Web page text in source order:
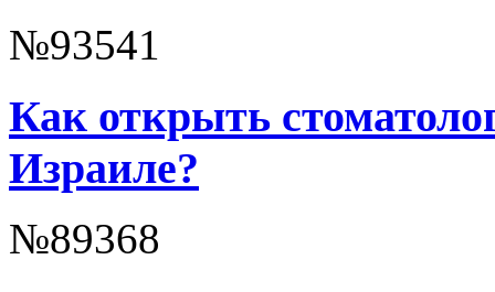
№93541
Как открыть
Израиле?
№89368